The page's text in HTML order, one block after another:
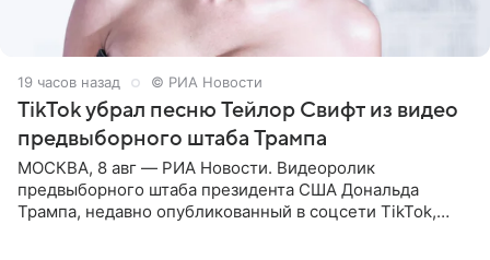
19 часов назад © РИА Новости
TikTok убрал песню Тейлор Свифт из видео
предвыборного штаба Трампа
МОСКВА, 8 авг — РИА Новости. Видеоролик
предвыборного штаба президента США Дональда
Трампа, недавно опубликованный в соцсети TikTok,